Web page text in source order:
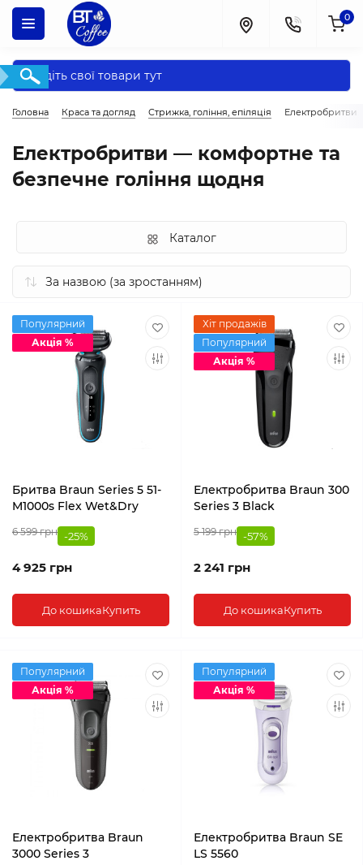
0
Головна Краса та догляд Стрижка, гоління, епіляція Електробритви
Електробритви — комфортне та
безпечне гоління щодня
Каталог
Популярний
Акція %
Бритва Braun Series 5 51-
M1000s Flex Wet&Dry
6 599 грн -25%
4 925 грн
До кошикаКупить
Хіт продажів
Популярний
Акція %
Електробритва Braun 300
Series 3 Black
5 199 грн -57%
2 241 грн
До кошикаКупить
Популярний
Акція %
Електробритва Braun
3000 Series 3
Популярний
Акція %
Електробритва Braun SE
LS 5560